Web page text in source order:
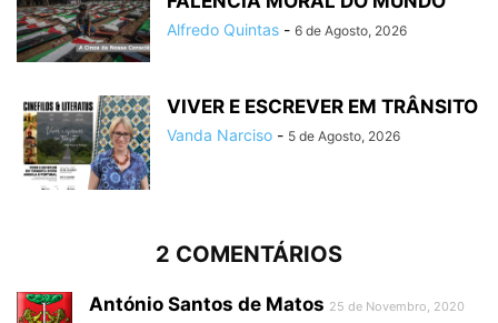
Alfredo Quintas - 6 de Agosto, 2026
VIVER E ESCREVER EM TRÂNSITO
Vanda Narciso - 5 de Agosto, 2026
2 COMENTÁRIOS
António Santos de Matos 25 de Novembro, 2020